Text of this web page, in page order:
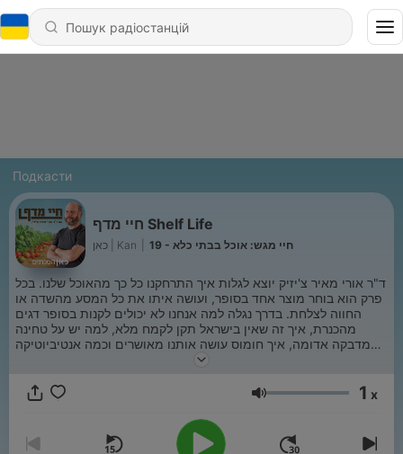
Подкасти
חיי מדף Shelf Life
כאן | Kan 19 - חיי מגש: אוכל בבתי כלא
ד"ר אורי מאיר צ'יזיק יוצא לגלות איך התרחקנו כל כך מהאוכל שלנו. בכל
פרק הוא בוחר מוצר אחד בסופר, ועושה איתו את כל המסע מהשדה או
החווה לצלחת. בדרך נגלה למה אנחנו לא יכולים לקנות בסופר דגים
מהכנרת, איך זה שאין בישראל תקן לקמח מלא, למה יש על טחינה
מדבקה אדומה, איך חומוס עושה אותנו מאושרים וכמה אנטיביוטיקה
באמת יש בעוף שלנו. סיבוב הקניות הבא כבר לא ייראה לכם אותו דבר
Гучність 1 x